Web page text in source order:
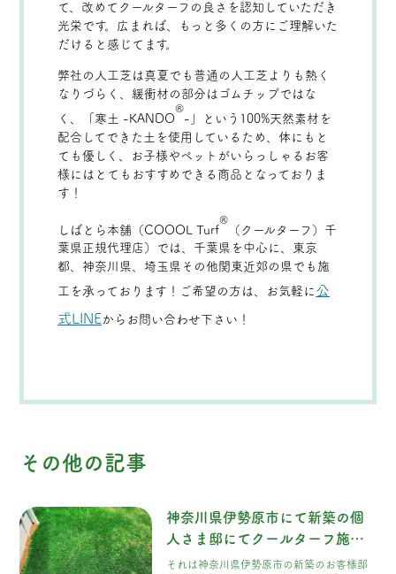
て、改めてクールターフの良さを認知していただき
光栄です。広まれば、もっと多くの方にご理解いた
だけると感じてます。
弊社の人工芝は真夏でも普通の人工芝よりも熱く
なりづらく、緩衝材の部分はゴムチップではな
く、「寒土 -KANDO
®
-」という100%天然素材を
配合してできた土を使用しているため、体にもと
ても優しく、お子様やペットがいらっしゃるお客
様にはとてもおすすめできる商品となっておりま
す！
しばとら本舗（COOOL Turf
®
（クールターフ）千
葉県正規代理店）では、千葉県を中心に、東京
都、神奈川県、埼玉県その他関東近郊の県でも施
工を承っております！ご希望の方は、お気軽に 公
式LINE からお問い合わせ下さい！
その他の記事
神奈川県伊勢原市にて新築の個
人さま邸にてクールターフ施
工！
それは神奈川県伊勢原市の新築のお客様邸